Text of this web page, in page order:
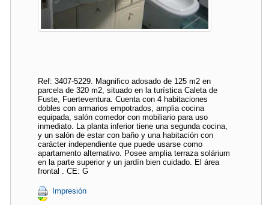
Ref: 3407-5229. Magnifico adosado de 125 m2 en
parcela de 320 m2, situado en la turística Caleta de
Fuste, Fuerteventura. Cuenta con 4 habitaciones
dobles con armarios empotrados, amplia cocina
equipada, salón comedor con mobiliario para uso
inmediato. La planta inferior tiene una segunda cocina,
y un salón de estar con baño y una habitación con
carácter independiente que puede usarse como
apartamento alternativo. Posee amplia terraza solárium
en la parte superior y un jardín bien cuidado. El área
frontal . CE: G
Impresión